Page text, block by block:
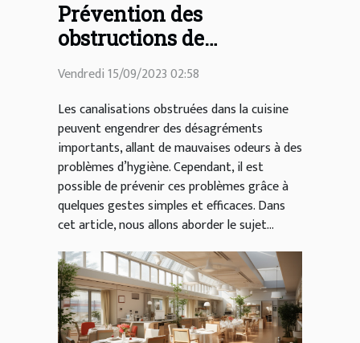
Prévention des
obstructions de
canalisations dans la
cuisine
Vendredi 15/09/2023 02:58
Les canalisations obstruées dans la cuisine
peuvent engendrer des désagréments
importants, allant de mauvaises odeurs à des
problèmes d’hygiène. Cependant, il est
possible de prévenir ces problèmes grâce à
quelques gestes simples et efficaces. Dans
cet article, nous allons aborder le sujet...